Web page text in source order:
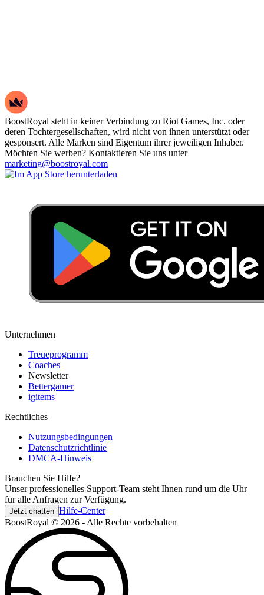
BoostRoyal steht in keiner Verbindung zu Riot Games, Inc. oder
deren Tochtergesellschaften, wird nicht von ihnen unterstützt oder
gesponsert. Alle Marken sind Eigentum ihrer jeweiligen Inhaber.
Möchten Sie werben? Kontaktieren Sie uns unter
marketing@boostroyal.com
Unternehmen
Treueprogramm
Coaches
Newsletter
Bettergamer
igitems
Rechtliches
Nutzungsbedingungen
Datenschutzrichtlinie
DMCA-Hinweis
Brauchen Sie Hilfe?
Unser professionelles Support-Team steht Ihnen rund um die Uhr
für alle Anfragen zur Verfügung.
Jetzt chatten Hilfe-Center
BoostRoyal © 2026 - Alle Rechte vorbehalten